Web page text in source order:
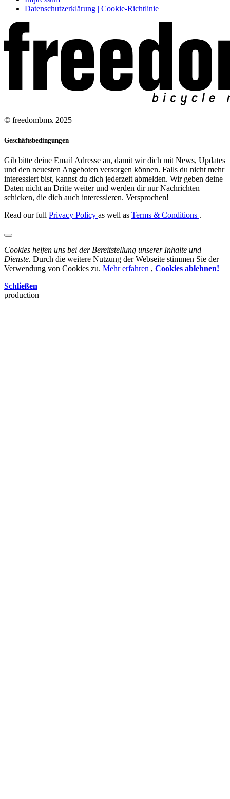
Datenschutzerklärung | Cookie-Richtlinie
© freedombmx 2025
Geschäftsbedingungen
Gib bitte deine Email Adresse an, damit wir dich mit News, Updates
und den neuesten Angeboten versorgen können. Falls du nicht mehr
interessiert bist, kannst du dich jederzeit abmelden. Wir geben deine
Daten nicht an Dritte weiter und werden dir nur Nachrichten
schicken, die dich auch interessieren. Versprochen!
Read our full Privacy Policy as well as Terms & Conditions .
Cookies helfen uns bei der Bereitstellung unserer Inhalte und
Dienste. Durch die weitere Nutzung der Webseite stimmen Sie der
Verwendung von Cookies zu. Mehr erfahren , Cookies ablehnen!
Schließen
production